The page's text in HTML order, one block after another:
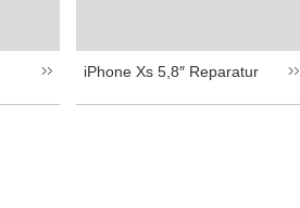
iPhone Xs 5,8″ Reparatur